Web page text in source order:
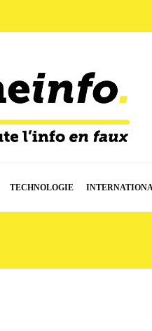
TECHNOLOGIE